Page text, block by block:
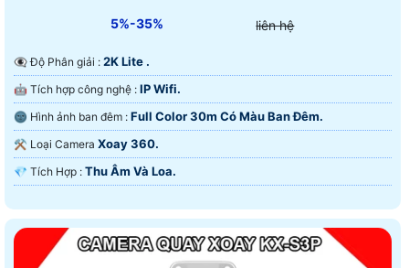
5%-35% liên hệ
👁️‍🗨 Độ Phân giải : 2K Lite .
🤖️ Tích hợp công nghệ : IP Wifi.
🌚 Hình ảnh ban đêm : Full Color 30m Có Màu Ban Ðêm.
⚒ Loại Camera Xoay 360.
️💎 Tích Hợp : Thu Âm Và Loa.